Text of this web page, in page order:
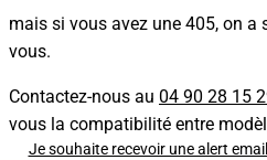
mais si vous avez une 405, on a
vous.
Contactez-nous au 04 90 28 15
vous la compatibilité entre
Je souhaite recevoir une alert